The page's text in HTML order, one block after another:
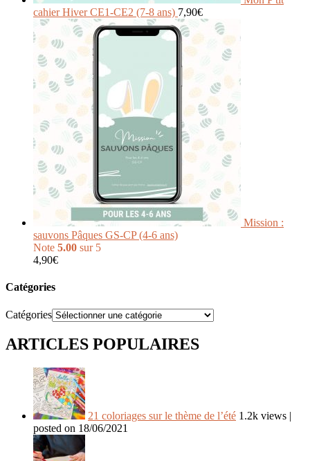
cahier Hiver CE1-CE2 (7-8 ans) 7,90€
Mission :
sauvons Pâques GS-CP (4-6 ans)
Note 5.00 sur 5
4,90€
Catégories
Catégories
ARTICLES POPULAIRES
21 coloriages sur le thème de l’été 1.2k views |
posted on 18/06/2021